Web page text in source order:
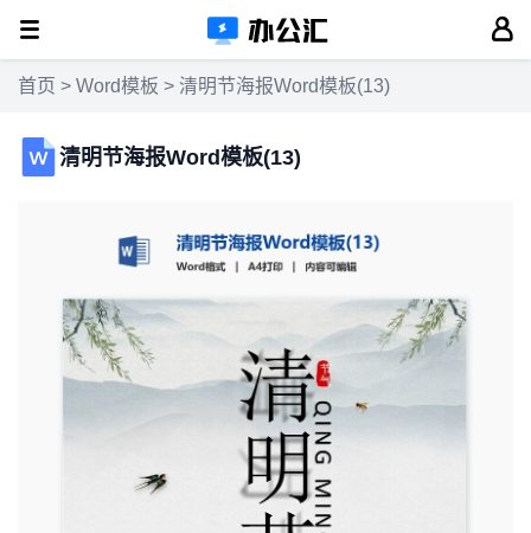
首页 > Word模板 > 清明节海报Word模板(13)
清明节海报Word模板(13)